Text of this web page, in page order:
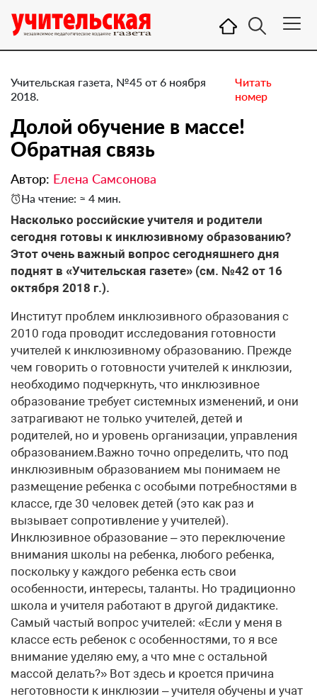
Учительская газета, №45 от 6 ноября
2018.
Читать
номер
Долой обучение в массе! ​
Обратная связь
Автор: Елена Самсонова
На чтение: ≈ 4 мин.
Насколько российские учителя и родители
сегодня готовы к инклюзивному образованию?
Этот очень важный вопрос сегодняшнего дня
поднят в «Учительская газете» (см. №42 от 16
октября 2018 г.).
Институт проблем инклюзивного образования с
2010 года проводит исследования готовности
учителей к инклюзивному образованию. Прежде
чем говорить о готовности учителей к инклюзии,
необходимо подчеркнуть, что инклюзивное
образование требует системных изменений, и они
затрагивают не только учителей, детей и
родителей, но и уровень организации, управления
образованием.Важно точно определить, что под
инклюзивным образованием мы понимаем не
размещение ребенка с особыми потребностями в
классе, где 30 человек детей (это как раз и
вызывает сопротивление у учителей).
Инклюзивное образование – это переключение
внимания школы на ребенка, любого ребенка,
поскольку у каждого ребенка есть свои
особенности, интересы, таланты. Но традиционно
школа и учителя работают в другой дидактике.
Самый частый вопрос учителей: «Если у меня в
классе есть ребенок с особенностями, то я все
внимание уделяю ему, а что мне с остальной
массой делать?» Вот здесь и кроется причина
неготовности к инклюзии – учителя обучены и учат